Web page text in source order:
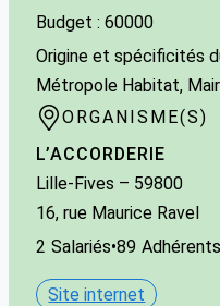
Budget : 60000
Origine et spécificités
Métropole Habitat,
ORGANISME(S)
L’ACCORDERIE
Lille-Fives – 59800
16, rue Maurice Ravel
2 Salariés•89 Adhérents
Site internet